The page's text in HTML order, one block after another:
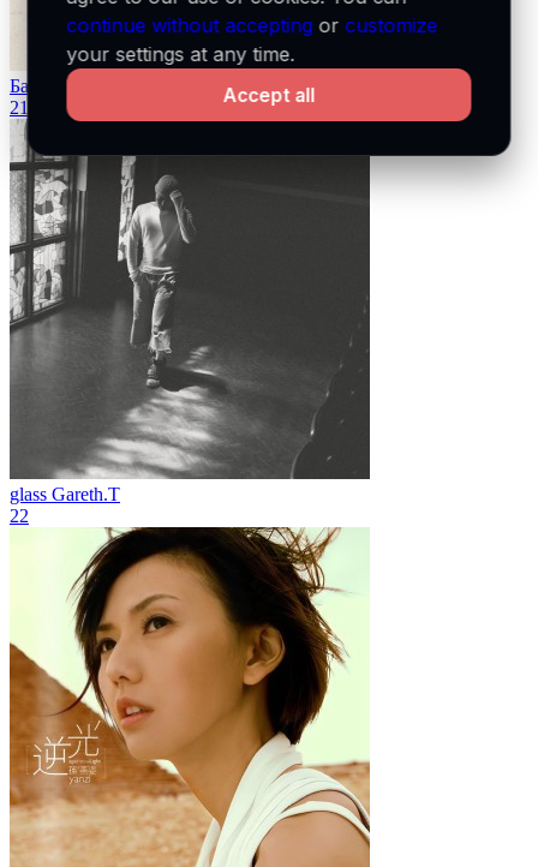
Баллада
21
glass Gareth.T
22
continue without accepting orcustomize
your settings at any time.
Accept all